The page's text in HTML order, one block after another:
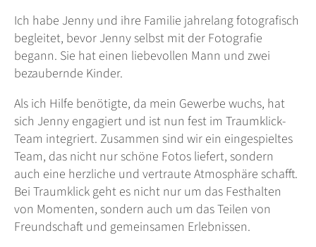
Ich habe Jenny und ihre Familie jahrelang fotografisch
begleitet, bevor Jenny selbst mit der Fotografie
begann. Sie hat einen liebevollen Mann und zwei
bezaubernde Kinder.
Als ich Hilfe benötigte, da mein Gewerbe wuchs, hat
sich Jenny engagiert und ist nun fest im Traumklick-
Team integriert. Zusammen sind wir ein eingespieltes
Team, das nicht nur schöne Fotos liefert, sondern
auch eine herzliche und vertraute Atmosphäre schafft.
Bei Traumklick geht es nicht nur um das Festhalten
von Momenten, sondern auch um das Teilen von
Freundschaft und gemeinsamen Erlebnissen.